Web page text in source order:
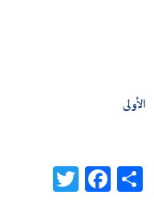
الأولى
Share
Facebook